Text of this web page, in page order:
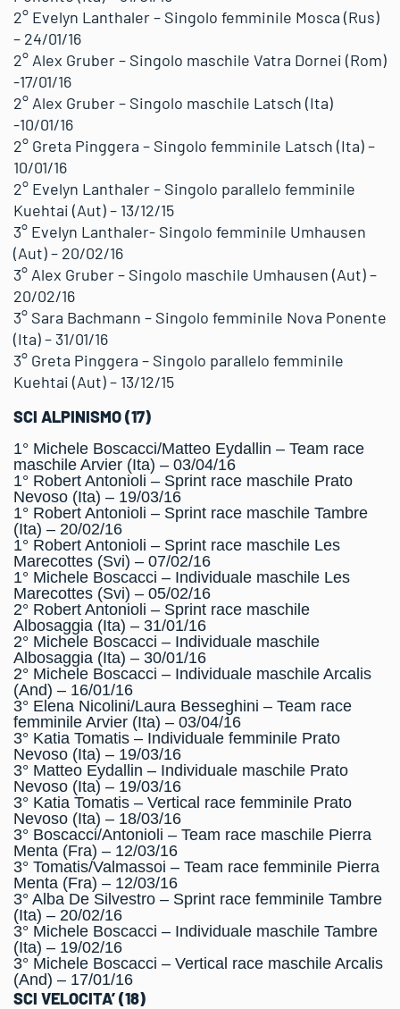
2° Evelyn Lanthaler – Singolo femminile Mosca (Rus)
– 24/01/16
2° Alex Gruber – Singolo maschile Vatra Dornei (Rom)
-17/01/16
2° Alex Gruber – Singolo maschile Latsch (Ita)
-10/01/16
2° Greta Pinggera – Singolo femminile Latsch (Ita) –
10/01/16
2° Evelyn Lanthaler – Singolo parallelo femminile
Kuehtai (Aut) – 13/12/15
3° Evelyn Lanthaler- Singolo femminile Umhausen
(Aut) – 20/02/16
3° Alex Gruber – Singolo maschile Umhausen (Aut) –
20/02/16
3° Sara Bachmann – Singolo femminile Nova Ponente
(Ita) – 31/01/16
3° Greta Pinggera – Singolo parallelo femminile
Kuehtai (Aut) – 13/12/15
SCI ALPINISMO (17)
1° Michele Boscacci/Matteo Eydallin – Team race
maschile Arvier (Ita) – 03/04/16
1° Robert Antonioli – Sprint race maschile Prato
Nevoso (Ita) – 19/03/16
1° Robert Antonioli – Sprint race maschile Tambre
(Ita) – 20/02/16
1° Robert Antonioli – Sprint race maschile Les
Marecottes (Svi) – 07/02/16
1° Michele Boscacci – Individuale maschile Les
Marecottes (Svi) – 05/02/16
2° Robert Antonioli – Sprint race maschile
Albosaggia (Ita) – 31/01/16
2° Michele Boscacci – Individuale maschile
Albosaggia (Ita) – 30/01/16
2° Michele Boscacci – Individuale maschile Arcalis
(And) – 16/01/16
3° Elena Nicolini/Laura Besseghini – Team race
femminile Arvier (Ita) – 03/04/16
3° Katia Tomatis – Individuale femminile Prato
Nevoso (Ita) – 19/03/16
3° Matteo Eydallin – Individuale maschile Prato
Nevoso (Ita) – 19/03/16
3° Katia Tomatis – Vertical race femminile Prato
Nevoso (Ita) – 18/03/16
3° Boscacci/Antonioli – Team race maschile Pierra
Menta (Fra) – 12/03/16
3° Tomatis/Valmassoi – Team race femminile Pierra
Menta (Fra) – 12/03/16
3° Alba De Silvestro – Sprint race femminile Tambre
(Ita) – 20/02/16
3° Michele Boscacci – Individuale maschile Tambre
(Ita) – 19/02/16
3° Michele Boscacci – Vertical race maschile Arcalis
(And) – 17/01/16
SCI VELOCITA’ (18)